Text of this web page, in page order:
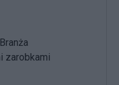
zarobkami